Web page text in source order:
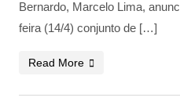
Bernardo, Marcelo Lima,
feira (14/4) conjunto de […]
Read More